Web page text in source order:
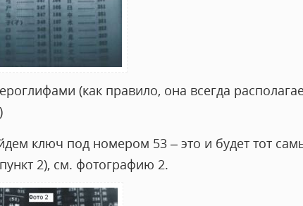
(как правило, она всегда
ключ под номером 53 – это и будет тот
2), см. фотографию 2.